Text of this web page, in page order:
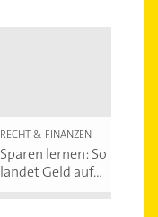
RECHT & FINANZEN
Sparen lernen: So
landet Geld auf...